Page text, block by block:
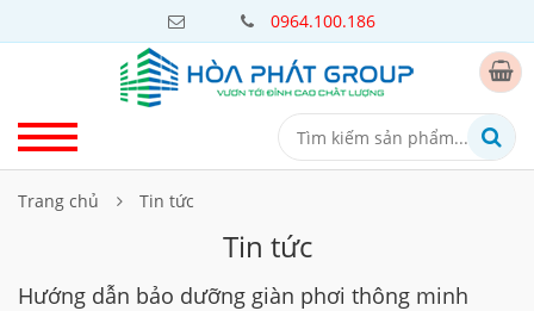
0964.100.186
Trang chủ Tin tức
Tin tức
Hướng dẫn bảo dưỡng giàn phơi thông minh